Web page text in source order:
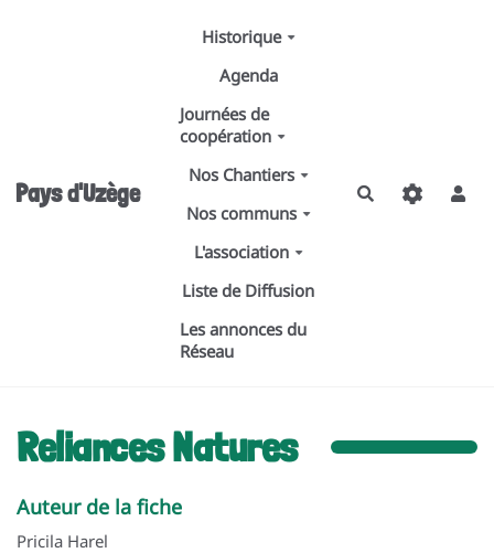
Aller au contenu principal
Pays d'Uzège
Historique
Agenda
Journées de
coopération
Nos Chantiers
Nos communs
L'association
Liste de Diffusion
Les annonces du
Réseau
Rechercher
Reliances Natures
Auteur de la fiche
Pricila Harel